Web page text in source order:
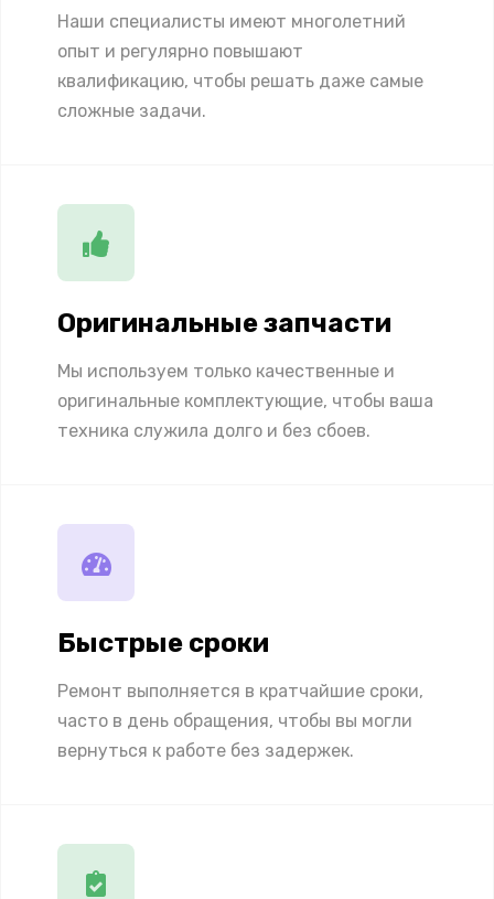
Наши специалисты имеют многолетний
опыт и регулярно повышают
квалификацию, чтобы решать даже самые
сложные задачи.
Оригинальные запчасти
Мы используем только качественные и
оригинальные комплектующие, чтобы ваша
техника служила долго и без сбоев.
Быстрые сроки
Ремонт выполняется в кратчайшие сроки,
часто в день обращения, чтобы вы могли
вернуться к работе без задержек.